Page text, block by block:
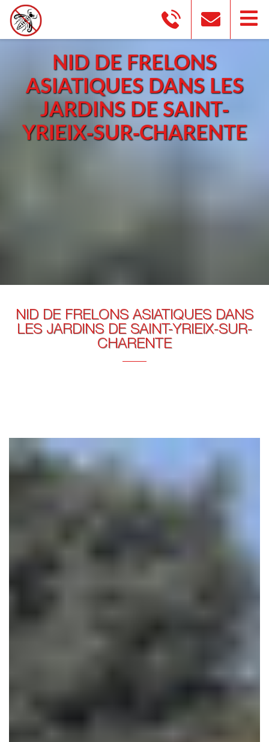
NID DE FRELONS
ASIATIQUES DANS LES
JARDINS DE SAINT-
YRIEIX-SUR-CHARENTE
NID DE FRELONS ASIATIQUES DANS
LES JARDINS DE SAINT-YRIEIX-SUR-
CHARENTE